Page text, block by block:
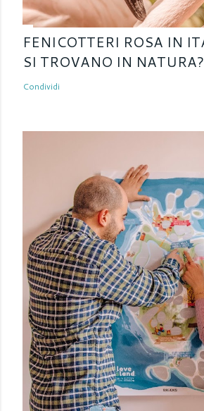
FENICOTTERI ROSA IN
SI TROVANO IN NATURA?
Condividi